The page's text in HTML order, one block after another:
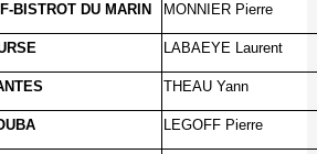
BISTROT DU MARIN MONNIER Pierre
LABAEYE Laurent
THEAU Yann
LEGOFF Pierre